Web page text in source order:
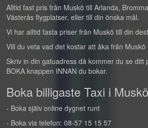
Alltid fast pris från Muskö till Arlanda,
Västerås flygplatser, eller till din önska mål.
Vi har alltid fasta priser från Muskö till din
Vill du veta vad det kostar att åka från Muskö
Skriv in din gatuadress då kommer du se ditt
BOKA knappen INNAN du bokar.
Boka billigaste Taxi i
- Boka själv online dygnet runt
- Boka via telefon: 08-57 15 15 57